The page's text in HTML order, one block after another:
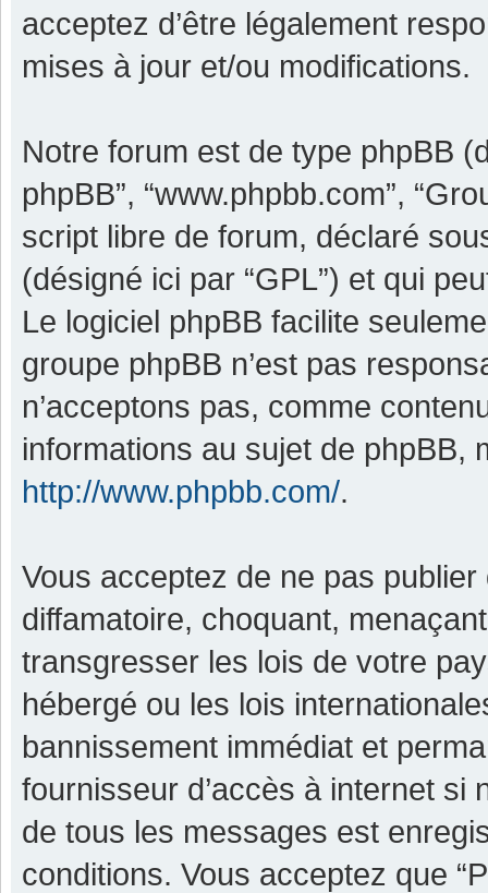
acceptez d’être légalement
mises à jour et/ou modifications.
Notre forum est de type phpBB
phpBB”, “www.phpbb.com”,
script libre de forum, déclaré
(désigné ici par “GPL”) et qui
Le logiciel phpBB facilite
groupe phpBB n’est pas
n’acceptons pas, comme
informations au sujet de phpBB,
http://www.phpbb.com/.
Vous acceptez de ne pas
diffamatoire, choquant,
transgresser les lois de votre
hébergé ou les lois
bannissement immédiat et
fournisseur d’accès à internet si
de tous les messages est
conditions. Vous acceptez que